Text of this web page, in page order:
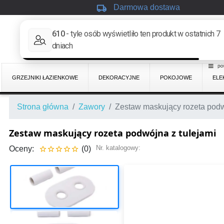
local_shipping Darmowa dostawa
GRZEJNIKI ŁAZIENKOWE DEKORACYJNE POKOJOWE
Strona główna Zawory Zestaw maskujący rozeta
Zestaw maskujący rozeta podwójna z tulejami
Oceny:  (0) Nr. katalogowy: